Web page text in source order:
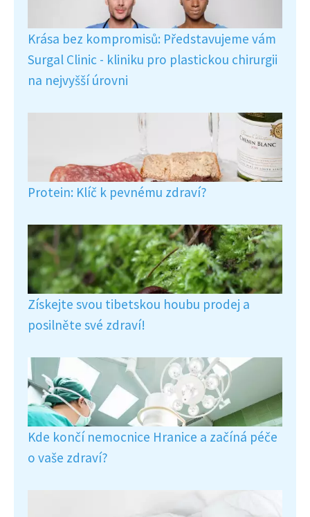
Krása bez kompromisů: Představujeme vám
Surgal Clinic - kliniku pro plastickou chirurgii
na nejvyšší úrovni
Protein: Klíč k pevnému zdraví?
Získejte svou tibetskou houbu prodej a
posilněte své zdraví!
Kde končí nemocnice Hranice a začíná péče
o vaše zdraví?